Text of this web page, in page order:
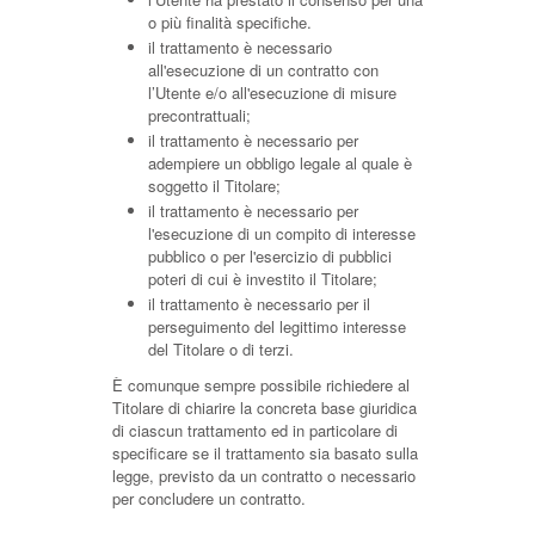
o più finalità specifiche.
il trattamento è necessario
all'esecuzione di un contratto con
l’Utente e/o all'esecuzione di misure
precontrattuali;
il trattamento è necessario per
adempiere un obbligo legale al quale è
soggetto il Titolare;
il trattamento è necessario per
l'esecuzione di un compito di interesse
pubblico o per l'esercizio di pubblici
poteri di cui è investito il Titolare;
il trattamento è necessario per il
perseguimento del legittimo interesse
del Titolare o di terzi.
È comunque sempre possibile richiedere al
Titolare di chiarire la concreta base giuridica
di ciascun trattamento ed in particolare di
specificare se il trattamento sia basato sulla
legge, previsto da un contratto o necessario
per concludere un contratto.